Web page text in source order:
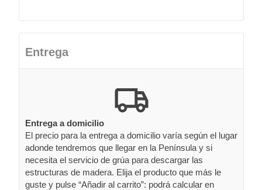
Entrega
Entrega a domicilio
El precio para la entrega a domicilio varía según el lugar
adonde tendremos que llegar en la Península y si
necesita el servicio de grúa para descargar las
estructuras de madera. Elija el producto que más le
guste y pulse “Añadir al carrito”: podrá calcular en